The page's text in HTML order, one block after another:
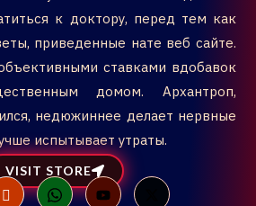
к доктору, перед тем как
приведенные нате веб сайте.
ставками вдобавок
домом. Архантроп,
недюжиннее делает нервные
испытывает утраты.
VISIT STORE